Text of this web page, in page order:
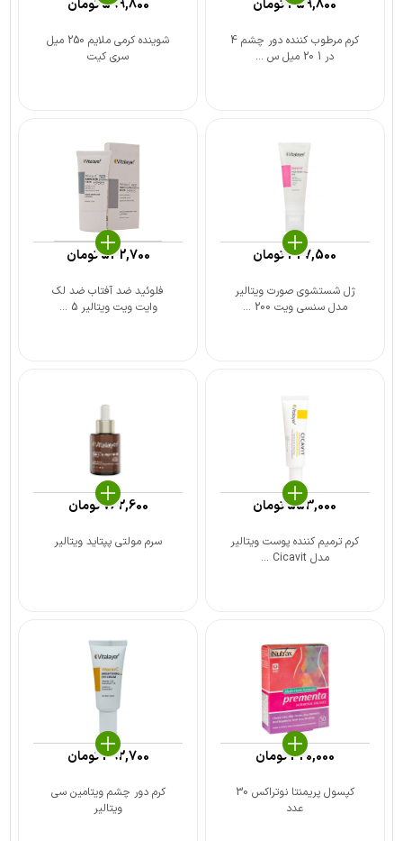
کرم مرطوب کننده دور چشم 4
در 1 20 میل س ...
459,800تومان
شوینده کرمی ملایم 250 میل
سری کیت
599,800تومان
ژل شستشوی صورت ویتالیر
مدل سنسی ویت 200 ...
327,500تومان
فلوئید ضد آفتاب ضد لک
وایت ویت ویتالیر 5 ...
542,700تومان
کرم ترمیم کننده پوست ویتالیر
مدل Cicavit ...
553,000تومان
سرم مولتی پپتاید ویتالیر
762,600تومان
کپسول پریمنتا نوتراکس 30
عدد
420,000تومان
کرم دور چشم ویتامین سی
ویتالیر
392,700تومان